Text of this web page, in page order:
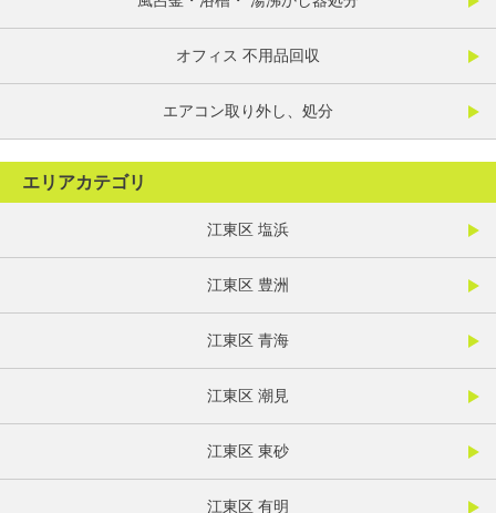
オフィス 不用品回収
エアコン取り外し、処分
エリアカテゴリ
江東区 塩浜
江東区 豊洲
江東区 青海
江東区 潮見
江東区 東砂
江東区 有明